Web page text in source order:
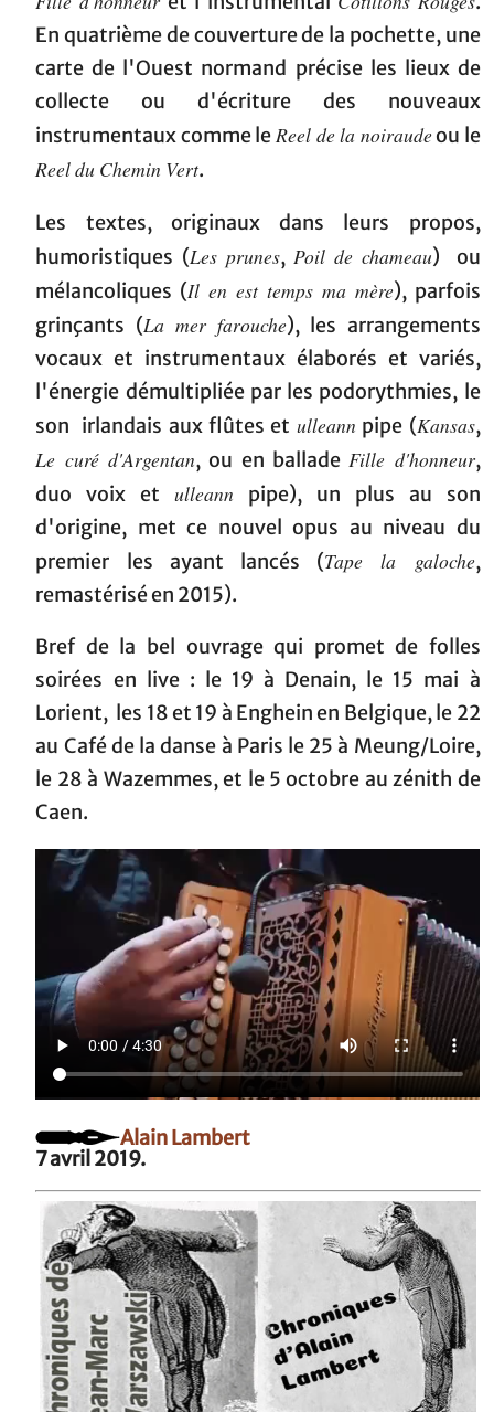
En quatrième de couverture de la pochette, une
carte de l'Ouest normand précise les lieux de
collecte ou d'écriture des nouveaux
instrumentaux comme leReel de la noiraudeou le
Reel du Chemin Vert.
Les textes, originaux dans leurs propos,
humoristiques (Les prunes, Poil de chameau) ou
mélancoliques (Il en est temps ma mère), parfois
grinçants (La mer farouche), les arrangements
vocaux et instrumentaux élaborés et variés,
l'énergie démultipliée par les podorythmies, le
son irlandais aux flûtes et ulleann pipe (Kansas,
Le curé d'Argentan, ou en balladeFille d'honneur,
duo voix etulleann pipe), un plus au son
d'origine, met ce nouvel opus au niveau du
premier les ayant lancés (Tape la galoche,
remastérisé en 2015).
Bref de la bel ouvrage qui promet de folles
soirées en live : le 19 à Denain, le 15 mai à
Lorient, les 18 et 19 à Enghein en Belgique, le 22
au Café de la danse à Paris le 25 à Meung/Loire,
le 28 à Wazemmes, et le 5 octobre au zénith de
Caen.
Alain Lambert
7 avril 2019.